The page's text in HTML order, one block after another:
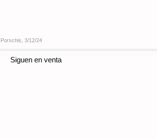
Porschis 3/12/24
Siguen en venta